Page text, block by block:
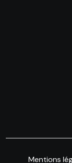
Mentions